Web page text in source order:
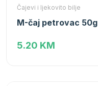
Čajevi i ljekovito bilje
M-čaj petrovac 50g
5.20 KM